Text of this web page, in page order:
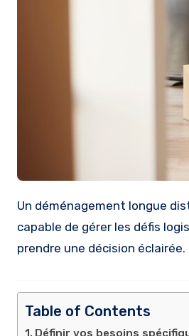
Un déménagement longue distance nécessite une planification minutieuse et le choix d’une entreprise spécialisée,
capable de gérer les défis
prendre une décision éclairée.
Table of Contents
Définir vos besoins